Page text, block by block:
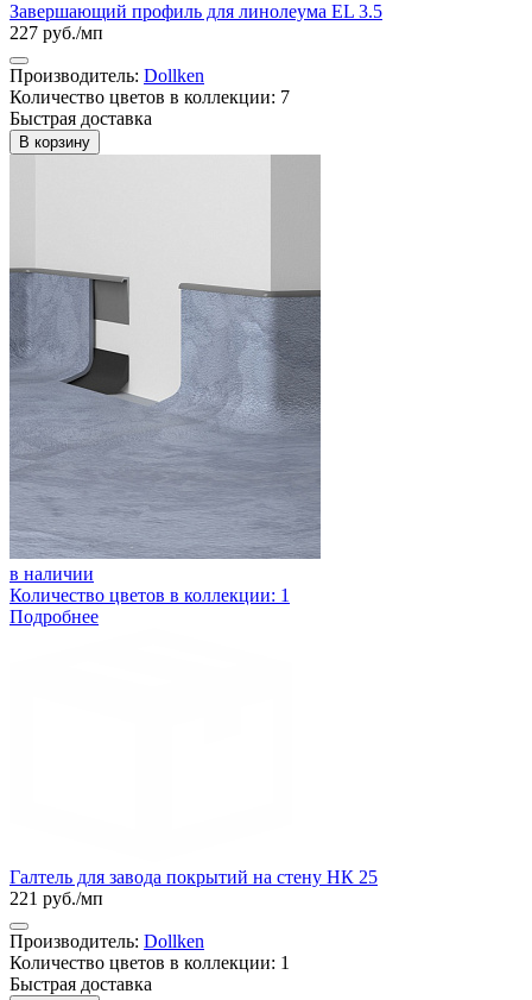
Завершающий профиль для линолеума EL 3.5
227 руб./мп
Производитель: Dollken
Количество цветов в коллекции: 7
Быстрая доставка
В корзину
в наличии
Количество цветов в коллекции: 1
Подробнее
Галтель для завода покрытий на стену НК 25
221 руб./мп
Производитель: Dollken
Количество цветов в коллекции: 1
Быстрая доставка